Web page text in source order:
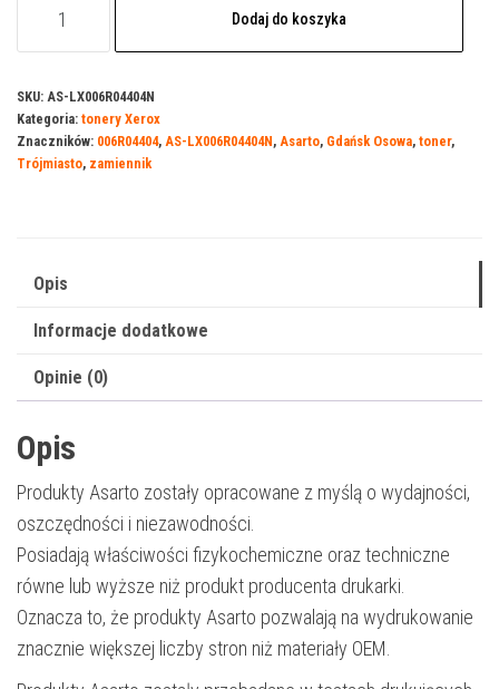
do
Xerox
B225N
6000
black
Dodaj do koszyka
SKU: AS-LX006R04404N
Kategoria: tonery Xerox
Znaczników: 006R04404, AS-LX006R04404N, Asarto, Gdańsk Osowa, toner,
Trójmiasto, zamiennik
Opis
Informacje dodatkowe
Opinie (0)
Opis
Produkty Asarto zostały opracowane z myślą o wydajności,
oszczędności i niezawodności.
Posiadają właściwości fizykochemiczne oraz techniczne
równe lub wyższe niż produkt producenta drukarki.
Oznacza to, że produkty Asarto pozwalają na wydrukowanie
znacznie większej liczby stron niż materiały OEM.